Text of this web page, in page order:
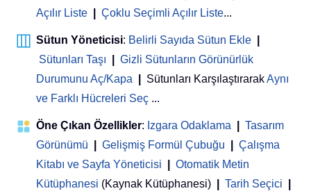
Açılır Liste
Çoklu Seçimli Açılır Liste...
Sütun Yöneticisi: Belirli Sayıda Sütun Ekle
Sütunları Taşı
Gizli Sütunların Görünürlük
Durumunu Aç/Kapa
Sütunları KarşılaştırarakAynı
ve Farklı Hücreleri Seç ...
Öne Çıkan Özellikler: Izgara Odaklama
Tasarım
Görünümü
Gelişmiş Formül Çubuğu
Çalışma
Kitabı ve Sayfa Yöneticisi
Otomatik Metin
Kütüphanesi (Kaynak Kütüphanesi) Tarih Seçici